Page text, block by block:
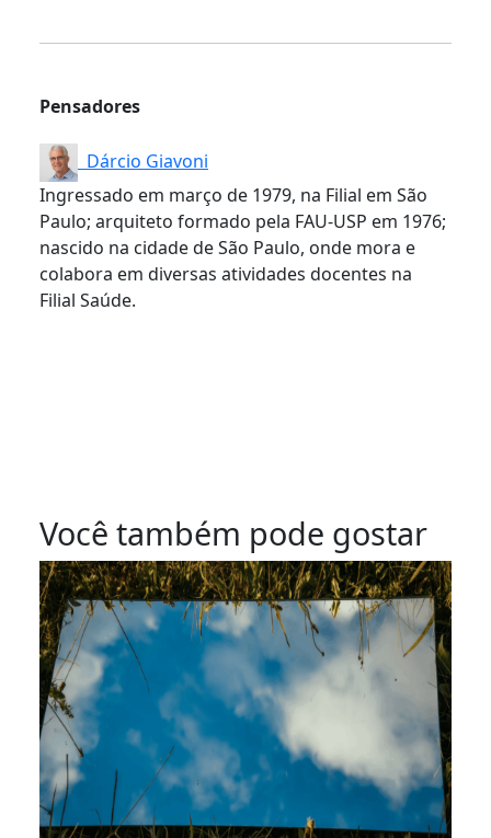
Pensadores
Dárcio Giavoni
Ingressado em março de 1979, na Filial em São
Paulo; arquiteto formado pela FAU-USP em 1976;
nascido na cidade de São Paulo, onde mora e
colabora em diversas atividades docentes na
Filial Saúde.
Você também pode gostar